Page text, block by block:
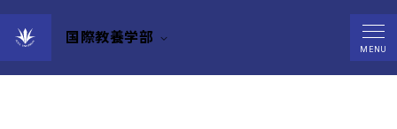
国際教養学部
MENU
Events